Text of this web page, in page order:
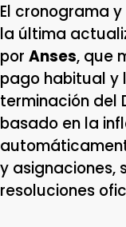
El cronograma
la última
por Anses, que
pago habitual y
terminación del
basado en la
y asignaciones,
resoluciones